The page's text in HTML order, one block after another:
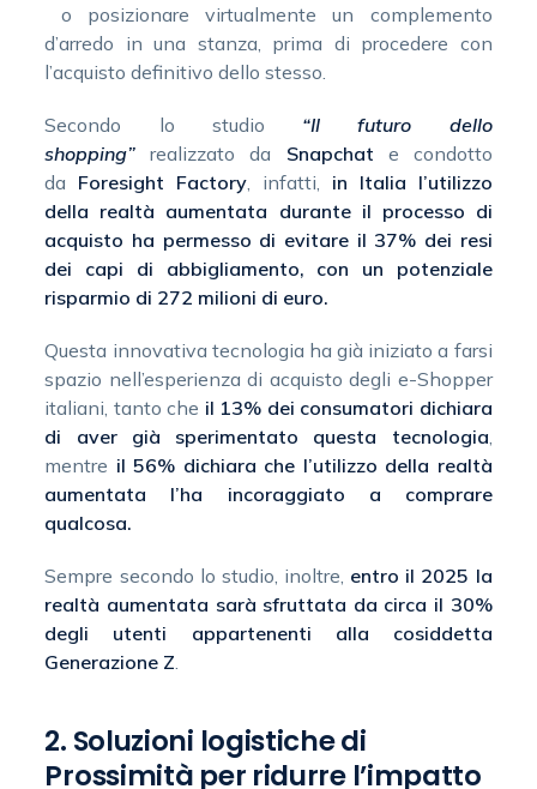
o posizionare virtualmente un complemento
d’arredo in una stanza, prima di procedere con
l’acquisto definitivo dello stesso.
Secondo lo studio “Il futuro dello
shopping” realizzato da Snapchat e condotto
da Foresight Factory , infatti, in Italia l’utilizzo
della realtà aumentata durante il processo di
acquisto ha permesso di evitare il 37% dei resi
dei capi di abbigliamento, con un potenziale
risparmio di 272 milioni di euro.
Questa innovativa tecnologia ha già iniziato a farsi
spazio nell’esperienza di acquisto degli e-Shopper
italiani, tanto che il 13% dei consumatori dichiara
di aver già sperimentato questa tecnologia
mentre il 56% dichiara che l’utilizzo della realtà
aumentata l’ha incoraggiato a comprare
qualcosa.
Sempre secondo lo studio, inoltre, entro il 2025 la
realtà aumentata sarà sfruttata da circa il 30%
degli utenti appartenenti alla cosiddetta
Generazione Z
2. Soluzioni logistiche di
Prossimità per ridurre l’impatto